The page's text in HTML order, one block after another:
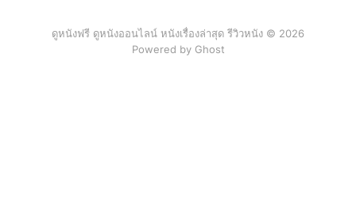
ดูหนังฟรี ดูหนังออนไลน์ หนังเรื่องล่าสุด รีวิวหนัง © 2026
Powered by Ghost